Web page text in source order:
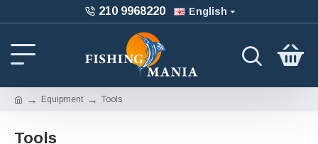
210 9968220 English
Equipment Tools
Tools